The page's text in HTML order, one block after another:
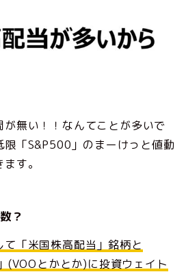
が無い！！なんてことが多いで
限「S&P500」のまーけっと値動
す。
？
て「米国株高配当」銘柄と
(VOOとかとか)に投資ウェイト